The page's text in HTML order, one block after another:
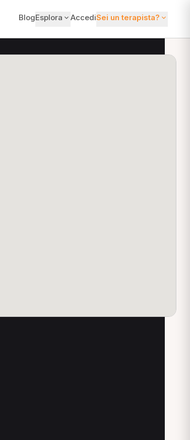
BlogEsplora AccediSei un terapista?